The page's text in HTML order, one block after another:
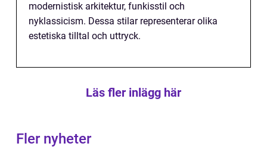
modernistisk arkitektur, funkisstil och
nyklassicism. Dessa stilar representerar olika
estetiska tilltal och uttryck.
Läs fler inlägg här
Fler nyheter